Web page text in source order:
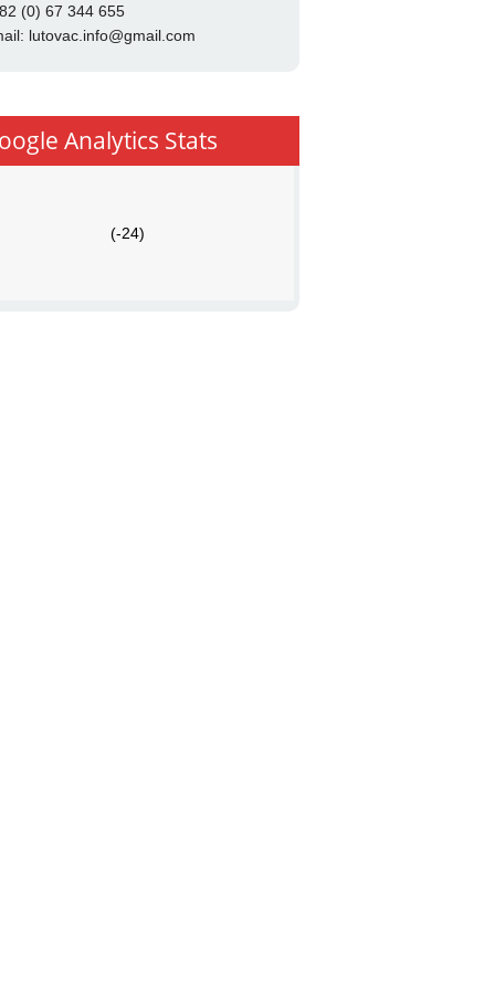
(0) 67 344 655
lutovac.info@gmail.com
Analytics Stats
(-24)